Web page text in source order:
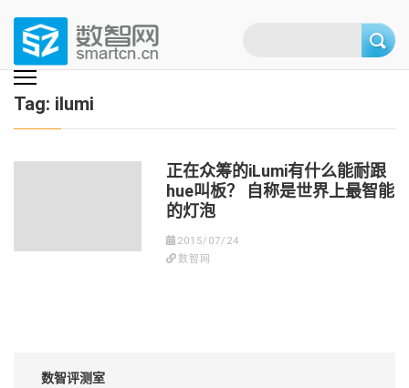
content
(Press
enter)
数智网
智能家居第一资讯门户 | 智能家居系统，智能家居产品，智能家居解决方
Tag: ilumi
正在众筹的iLumi有什么能耐跟
hue叫板？ 自称是世界上最智能
的灯泡
2015/07/24
数智网
数智评测室